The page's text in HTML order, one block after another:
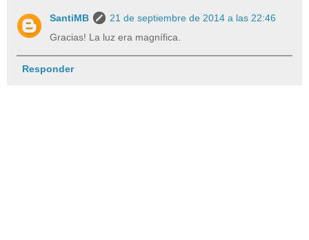
SantiMB
21 de septiembre de 2014 a las 22:46
Gracias! La luz era magnífica.
Responder